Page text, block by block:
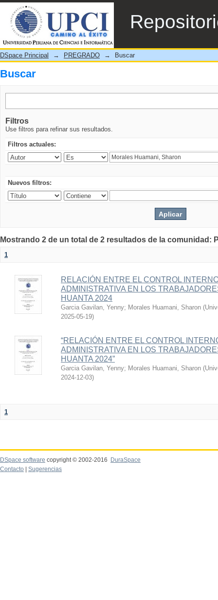
Buscar
DSpace Principal → PREGRADO → Buscar
Buscar
Filtros
Use filtros para refinar sus resultados.
Filtros actuales:
Nuevos filtros:
Mostrando 2 de un total de 2 resultados de la comunidad:
1
RELACIÓN ENTRE EL CONTROL
ADMINISTRATIVA EN LOS
HUANTA 2024
Garcia Gavilan, Yenny; Morales Huamani, Sharon (
2025-05-19)
“RELACIÓN ENTRE EL CONTROL
ADMINISTRATIVA EN LOS
HUANTA 2024”
Garcia Gavilan, Yenny; Morales Huamani, Sharon (
2024-12-03)
1
DSpace software copyright © 2002-2016
DuraSpace
Contacto
Sugerencias